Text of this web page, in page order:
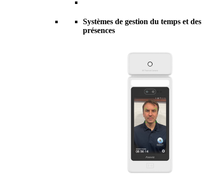
Systèmes de gestion du temps et des
présences